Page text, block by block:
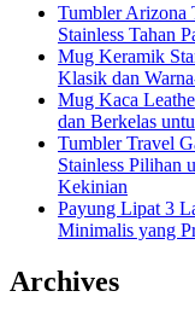
Tumbler Arizona
Stainless Tahan
Mug Keramik
Klasik dan
Mug Kaca
dan Berkelas
Tumbler Travel
Stainless Pilihan
Kekinian
Payung Lipat 3
Minimalis yang
Archives